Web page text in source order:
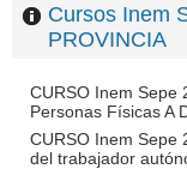
Cursos Inem
PROVINCIA
CURSO Inem Sepe
Personas Físicas A
CURSO Inem Sepe
del trabajador